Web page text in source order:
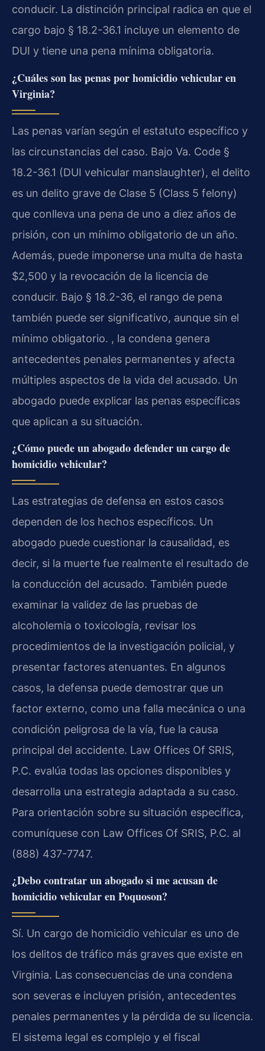
conducir. La distinción principal radica en que el
cargo bajo § 18.2-36.1 incluye un elemento de
DUI y tiene una pena mínima obligatoria.
¿Cuáles son las penas por homicidio vehicular en
Virginia?
Las penas varían según el estatuto específico y
las circunstancias del caso. Bajo Va. Code §
18.2-36.1 (DUI vehicular manslaughter), el delito
es un delito grave de Clase 5 (Class 5 felony)
que conlleva una pena de uno a diez años de
prisión, con un mínimo obligatorio de un año.
Además, puede imponerse una multa de hasta
$2,500 y la revocación de la licencia de
conducir. Bajo § 18.2-36, el rango de pena
también puede ser significativo, aunque sin el
mínimo obligatorio. , la condena genera
antecedentes penales permanentes y afecta
múltiples aspectos de la vida del acusado. Un
abogado puede explicar las penas específicas
que aplican a su situación.
¿Cómo puede un abogado defender un cargo de
homicidio vehicular?
Las estrategias de defensa en estos casos
dependen de los hechos específicos. Un
abogado puede cuestionar la causalidad, es
decir, si la muerte fue realmente el resultado de
la conducción del acusado. También puede
examinar la validez de las pruebas de
alcoholemia o toxicología, revisar los
procedimientos de la investigación policial, y
presentar factores atenuantes. En algunos
casos, la defensa puede demostrar que un
factor externo, como una falla mecánica o una
condición peligrosa de la vía, fue la causa
principal del accidente. Law Offices Of SRIS,
P.C. evalúa todas las opciones disponibles y
desarrolla una estrategia adaptada a su caso.
Para orientación sobre su situación específica,
comuníquese con Law Offices Of SRIS, P.C. al
(888) 437-7747.
¿Debo contratar un abogado si me acusan de
homicidio vehicular en Poquoson?
Sí. Un cargo de homicidio vehicular es uno de
los delitos de tráfico más graves que existe en
Virginia. Las consecuencias de una condena
son severas e incluyen prisión, antecedentes
penales permanentes y la pérdida de su licencia.
El sistema legal es complejo y el fiscal